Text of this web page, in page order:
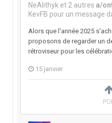
NeAlithyk et 2 autres a/
KevFB pour un message
Alors que l'année 2025
proposons de regarder un
rétroviseur pour les
15 janvier